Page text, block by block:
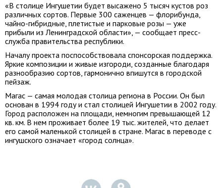
«В столице Ингушетии будет высажено 5 тысяч кустов роз
различных сортов. Первые 300 саженцев — флорибунда,
чайно-гибридные, плетистые и парковые розы — уже
прибыли из Ленинградской области», — сообщает пресс-
служба правительства республики.
Началу проекта поспособствовала спонсорская поддержка.
Яркие композиции и живые изгороди, созданные благодаря
разнообразию сортов, гармонично впишутся в городской
пейзаж.
Магас — самая молодая столица региона в России. Он был
основан в 1994 году и стал столицей Ингушетии в 2002 году.
Город расположен на площади, немногим превышающей 12
кв. км. В нем проживает более 19 тыс. жителей, что делает
его самой маленькой столицей в стране. Магас в переводе с
ингушского означает «город солнца».